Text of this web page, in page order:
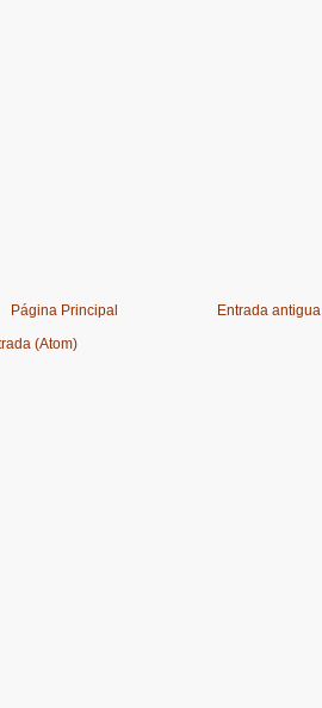
Entrada antigua
Página Principal
(Atom)